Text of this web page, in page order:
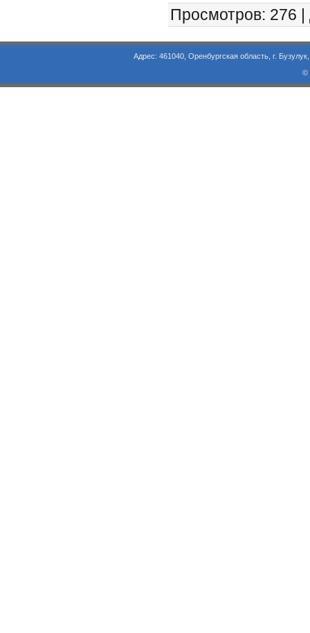
Просмотров: 276 |
Адрес: 461040, Оренбургская область, г. Бузулук, ул.
©